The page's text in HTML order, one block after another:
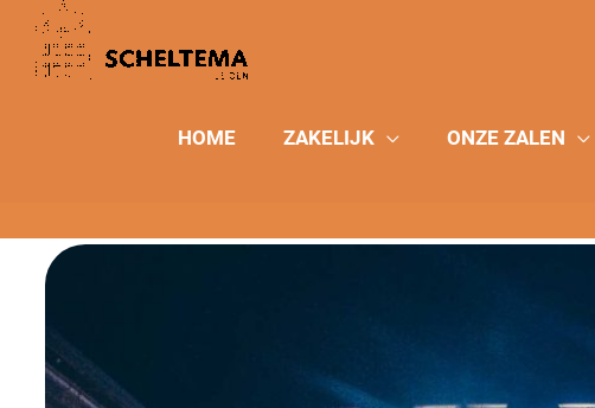
HOME ZAKELIJK ONZE ZALEN